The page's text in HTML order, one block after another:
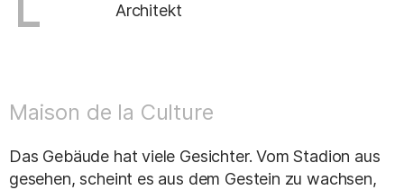
Architekt
Maison de la Culture
Das Gebäude hat viele Gesichter. Vom Stadion aus
gesehen, scheint es aus dem Gestein zu wachsen,